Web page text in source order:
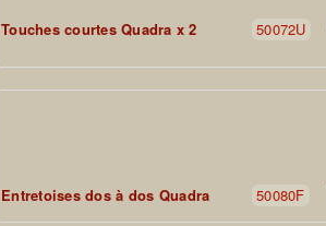
Touches courtes Quadra x 2 50072U
Entretoises dos à dos Quadra 50080F